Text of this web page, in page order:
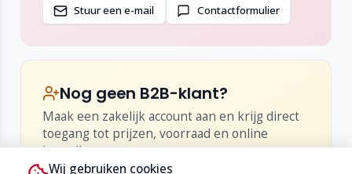
Stuur een e-mail
Contactformulier
Nog geen B2B-klant?
Maak een zakelijk account aan en krijg direct
toegang tot prijzen, voorraad en online
bestellen.
Wij gebruiken cookies